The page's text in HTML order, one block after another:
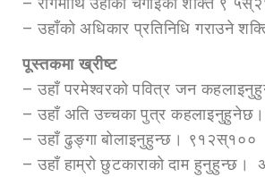
– उहाँको अधिकार प्रतिनिधि गराउने
पूस्तकमा ख्रीष्ट
– उहाँ परमेश्वरको पवित्र जन
– उहाँ अति उच्चका पुत्र
– उहाँ ढुङ्गा बोलाइनुहुन्छ। ९१२स्१००
– उहाँ हाम्रो छुटकाराको दाम